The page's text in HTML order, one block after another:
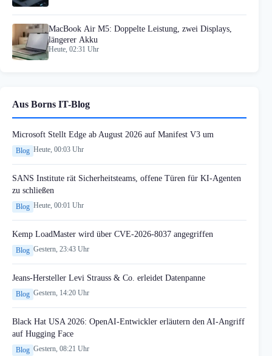
MacBook Air M5: Doppelte Leistung, zwei Displays,
längerer Akku
Heute, 02:31 Uhr
Aus Borns IT-Blog
Microsoft Stellt Edge ab August 2026 auf Manifest V3 um
Blog Heute, 00:03 Uhr
SANS Institute rät Sicherheitsteams, offene Türen für KI-Agenten
zu schließen
Blog Heute, 00:01 Uhr
Kemp LoadMaster wird über CVE-2026-8037 angegriffen
Blog Gestern, 23:43 Uhr
Jeans-Hersteller Levi Strauss & Co. erleidet Datenpanne
Blog Gestern, 14:20 Uhr
Black Hat USA 2026: OpenAI-Entwickler erläutern den AI-Angriff
auf Hugging Face
Blog Gestern, 08:21 Uhr